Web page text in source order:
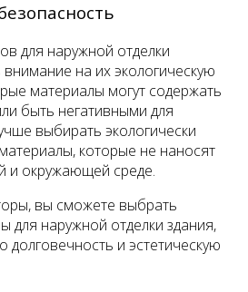
для наружной отделки
на их экологическую
материалы могут содержать
быть негативными для
выбирать экологически
которые не наносят
и окружающей среде.
вы сможете выбрать
для наружной отделки здания,
долговечность и эстетическую